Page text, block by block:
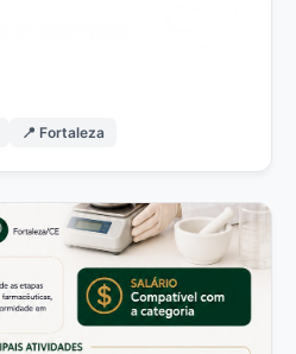
📍 Fortaleza